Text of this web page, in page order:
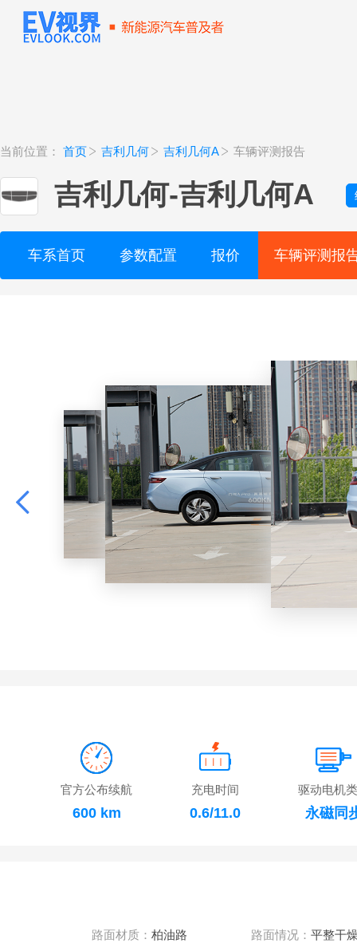
当前位置： 首页 吉利几何 吉利几何A 车辆评测报告
吉利几何-吉利几何A
车系首页 参数配置 报价 车辆评测报
官方公布续航
600 km
充电时间
0.6/11.0
驱动电机
永磁同
路面材质： 柏油路 路面情况： 平整干